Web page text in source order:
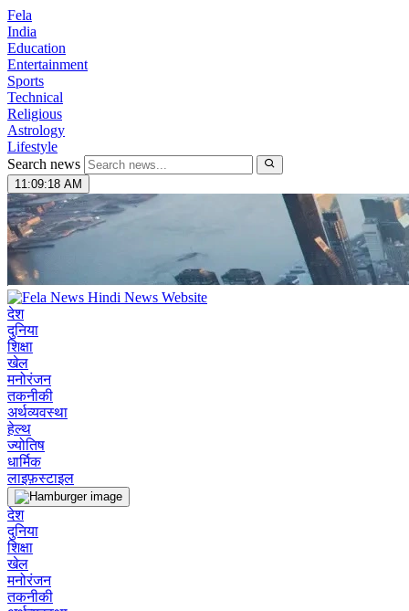
Fela
India
Education
Entertainment
Sports
Technical
Religious
Astrology
Lifestyle
Search news
11:09:19 AM
देश
दुनिया
शिक्षा
खेल
मनोरंजन
तकनीकी
अर्थव्यवस्था
हेल्थ
ज्योतिष
धार्मिक
लाइफ़स्टाइल
देश
दुनिया
शिक्षा
खेल
मनोरंजन
तकनीकी